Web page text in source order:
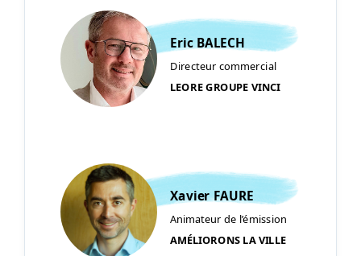
Eric BALECH
Directeur commercial
LEORE GROUPE VINCI
Xavier FAURE
Animateur de l’émission
AMÉLIORONS LA VILLE